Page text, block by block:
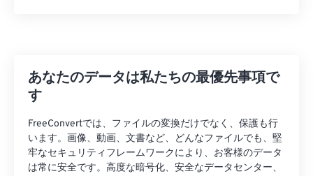
あなたのデータは私たちの最優先事項で
す
FreeConvertでは、ファイルの変換だけでなく、保護も行
います。画像、動画、文書など、どんなファイルでも、堅
牢なセキュリティフレームワークにより、お客様のデータ
は常に安全です。高度な暗号化、安全なデータセンター、